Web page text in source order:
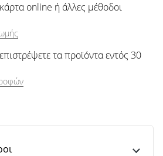
online ή άλλες μέθοδοι
τα προϊόντα εντός 30